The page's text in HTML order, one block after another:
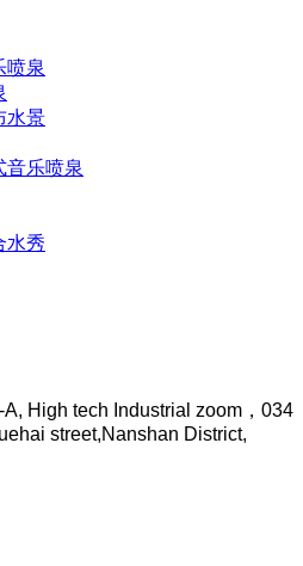
喷泉
水景
音乐喷泉
水秀
High tech Industrial zoom，034
street,Nanshan District,